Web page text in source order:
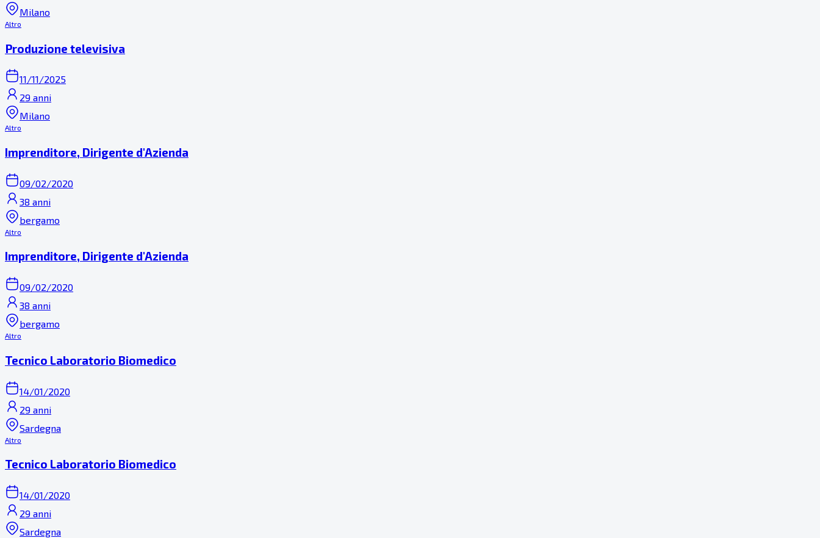
Milano
Altro
Produzione televisiva
11/11/2025
29 anni
Milano
Altro
Imprenditore, Dirigente d'Azienda
09/02/2020
38 anni
bergamo
Altro
Imprenditore, Dirigente d'Azienda
09/02/2020
38 anni
bergamo
Altro
Tecnico Laboratorio Biomedico
14/01/2020
29 anni
Sardegna
Altro
Tecnico Laboratorio Biomedico
14/01/2020
29 anni
Sardegna